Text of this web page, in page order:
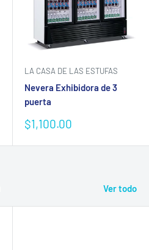
LA CASA DE LAS ESTUFAS
Nevera Exhibidora de 3
puerta
Precio
venta
$1,100.00
Ver todo